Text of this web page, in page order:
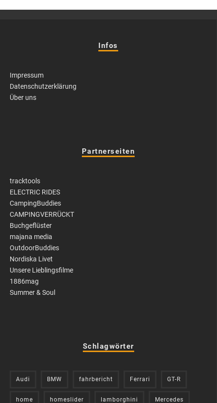
Infos
Impressum
Datenschutzerklärung
Über uns
Partnerseiten
tracktools
ELECTRIC RIDES
CampingBuddies
CAMPINGVERRÜCKT
Buchgeflüster
majana media
OutdoorBuddies
Nordiska Livet
Unsere Lieblingsfilme
1886mag
Summer & Soul
Schlagwörter
Audi BMW fahrbericht Ferrari GT-R
home homeslider lamborghini Mercedes